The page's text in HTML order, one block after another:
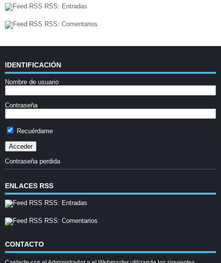
RSS: Entradas
RSS: Comentarios
IDENTIFICACIÓN
Nombre de usuario
Contraseña
Recuérdame
Contraseña perdida
ENLACES RSS
RSS: Entradas
RSS: Comentarios
CONTACTO